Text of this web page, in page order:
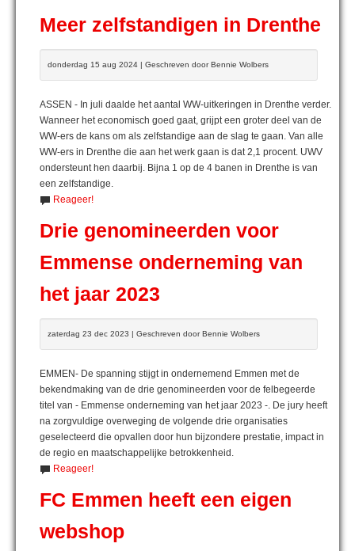
Meer zelfstandigen in Drenthe
donderdag 15 aug 2024 | Geschreven door Bennie Wolbers
ASSEN - In juli daalde het aantal WW-uitkeringen in Drenthe verder.
Wanneer het economisch goed gaat, grijpt een groter deel van de
WW-ers de kans om als zelfstandige aan de slag te gaan. Van alle
WW-ers in Drenthe die aan het werk gaan is dat 2,1 procent. UWV
ondersteunt hen daarbij. Bijna 1 op de 4 banen in Drenthe is van
een zelfstandige.
Reageer!
Drie genomineerden voor
Emmense onderneming van
het jaar 2023
zaterdag 23 dec 2023 | Geschreven door Bennie Wolbers
EMMEN- De spanning stijgt in ondernemend Emmen met de
bekendmaking van de drie genomineerden voor de felbegeerde
titel van - Emmense onderneming van het jaar 2023 -. De jury heeft
na zorgvuldige overweging de volgende drie organisaties
geselecteerd die opvallen door hun bijzondere prestatie, impact in
de regio en maatschappelijke betrokkenheid.
Reageer!
FC Emmen heeft een eigen
webshop